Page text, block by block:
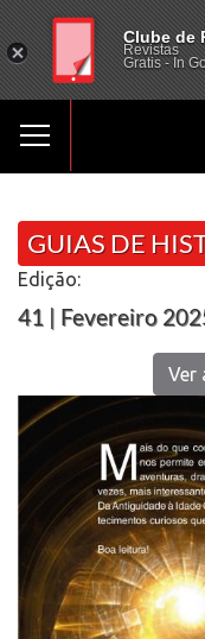
GUIAS DE
Edição:
41 | Fevereiro
Ver
Clube de
Revistas
Gratis - In